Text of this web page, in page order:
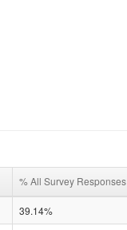
% All Survey Responses
39.14%